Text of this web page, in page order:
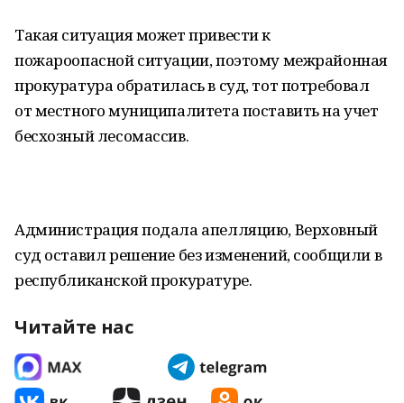
Такая ситуация может привести к
пожароопасной ситуации, поэтому межрайонная
прокуратура обратилась в суд, тот потребовал
от местного муниципалитета поставить на учет
бесхозный лесомассив.
Администрация подала апелляцию, Верховный
суд оставил решение без изменений, сообщили в
республиканской прокуратуре.
Читайте нас